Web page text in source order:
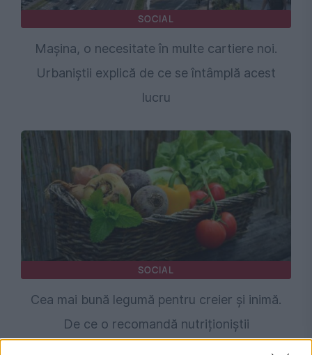
SOCIAL
Mașina, o necesitate în multe cartiere noi.
Urbaniștii explică de ce se întâmplă acest
lucru
SOCIAL
Cea mai bună legumă pentru creier și inimă.
De ce o recomandă nutriționiștii